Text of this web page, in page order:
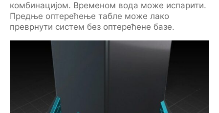
комбинацијом. Временом вода може испарити.
Предње оптерећење табле може лако
преврнути систем без оптерећене базе.